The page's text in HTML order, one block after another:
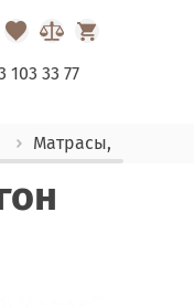
103 33 77
Матрасы, текстиль